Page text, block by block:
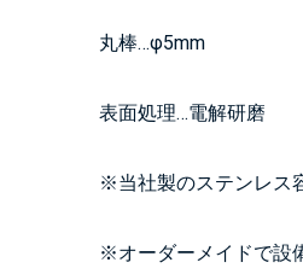
丸棒…φ5mm
表面処理…電解研磨
※当社製のステンレス
※オーダーメイドで設